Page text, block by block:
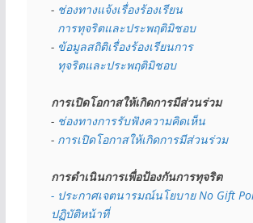
- ช่องทางแจ้งเรื่องร้องเรียน
  การทุจริตและประพฤติมิชอบ
- ข้อมูลสถิติเรื่องร้องเรียนการ
  ทุจริตและประพฤติมิชอบ
การเปิดโอกาสให้เกิดการมีส่วนร่วม
- ช่องทางการรับฟังความคิดเห็น
- การเปิดโอกาสให้เกิดการมีส่วนร่วม
การดำเนินการเพื่อป้องกันการทุจริต
- ประกาศเจตนารมณ์นโยบาย No Gift
ปฏิบัติหน้าที่